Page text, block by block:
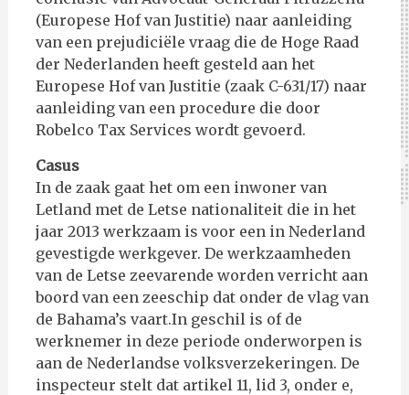
(Europese Hof van Justitie) naar aanleiding
van een prejudiciële vraag die de Hoge Raad
der Nederlanden heeft gesteld aan het
Europese Hof van Justitie (zaak C-631/17) naar
aanleiding van een procedure die door
Robelco Tax Services wordt gevoerd.
Casus
In de zaak gaat het om een inwoner van
Letland met de Letse nationaliteit die in het
jaar 2013 werkzaam is voor een in Nederland
gevestigde werkgever. De werkzaamheden
van de Letse zeevarende worden verricht aan
boord van een zeeschip dat onder de vlag van
de Bahama’s vaart.In geschil is of de
werknemer in deze periode onderworpen is
aan de Nederlandse volksverzekeringen. De
inspecteur stelt dat artikel 11, lid 3, onder e,